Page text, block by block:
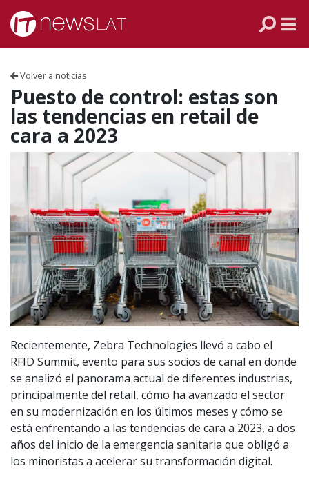
Skip to content
Volver a noticias
Puesto de control: estas son
las tendencias en retail de
cara a 2023
Recientemente, Zebra Technologies llevó a cabo el
RFID Summit, evento para sus socios de canal en donde
se analizó el panorama actual de diferentes industrias,
principalmente del retail, cómo ha avanzado el sector
en su modernización en los últimos meses y cómo se
está enfrentando a las tendencias de cara a 2023, a dos
años del inicio de la emergencia sanitaria que obligó a
los minoristas a acelerar su transformación digital.
VENEZUELA
ECUADOR
PERÚ
ARGENTINA
MÉXICO